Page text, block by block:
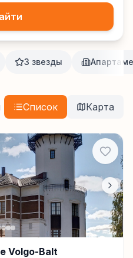
3 звезды
Список Карта
Volgo-Balt